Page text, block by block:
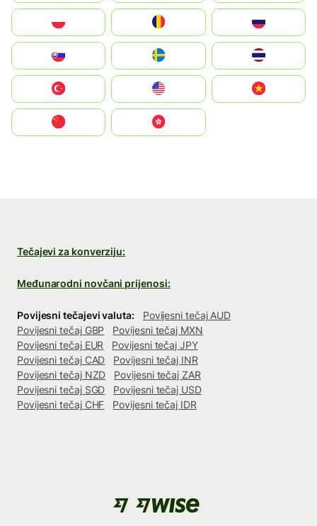
United States
中國香港特別行政區
Tečajevi za konverziju:
Međunarodni novčani prijenosi:
Povijesni tečajevi valuta:
Povijesni tečaj AUD
Povijesni tečaj GBP
Povijesni tečaj MXN
Povijesni tečaj EUR
Povijesni tečaj JPY
Povijesni tečaj CAD
Povijesni tečaj INR
Povijesni tečaj NZD
Povijesni tečaj ZAR
Povijesni tečaj SGD
Povijesni tečaj USD
Povijesni tečaj CHF
Povijesni tečaj IDR